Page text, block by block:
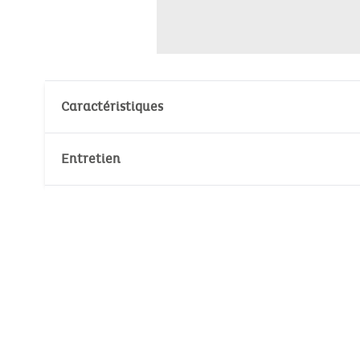
Caractéristiques
Entretien